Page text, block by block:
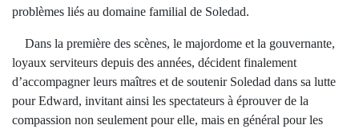
problèmes liés au domaine familial de Soledad.
Dans la première des scènes, le majordome et la gouvernante,
loyaux serviteurs depuis des années, décident finalement
d’accompagner leurs maîtres et de soutenir Soledad dans sa lutte
pour Edward, invitant ainsi les spectateurs à éprouver de la
compassion non seulement pour elle, mais en général pour les